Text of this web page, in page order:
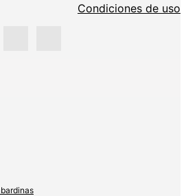
Condiciones de uso